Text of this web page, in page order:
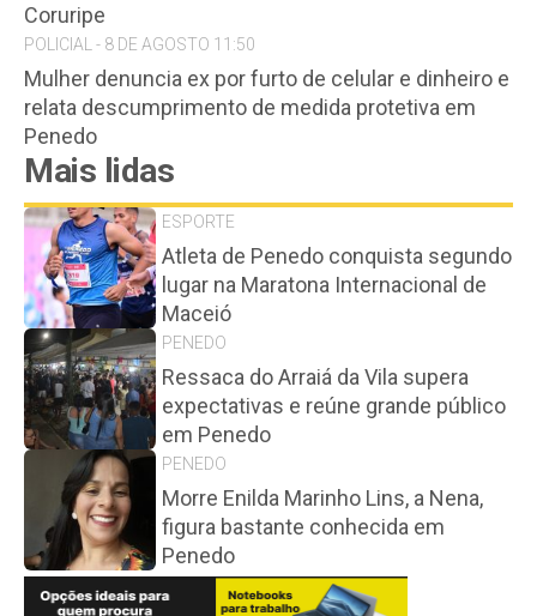
Coruripe
POLICIAL - 8 DE AGOSTO 11:50
Mulher denuncia ex por furto de celular e dinheiro e
relata descumprimento de medida protetiva em
Penedo
Mais lidas
ESPORTE
Atleta de Penedo conquista segundo
lugar na Maratona Internacional de
Maceió
PENEDO
Ressaca do Arraiá da Vila supera
expectativas e reúne grande público
em Penedo
PENEDO
Morre Enilda Marinho Lins, a Nena,
figura bastante conhecida em
Penedo